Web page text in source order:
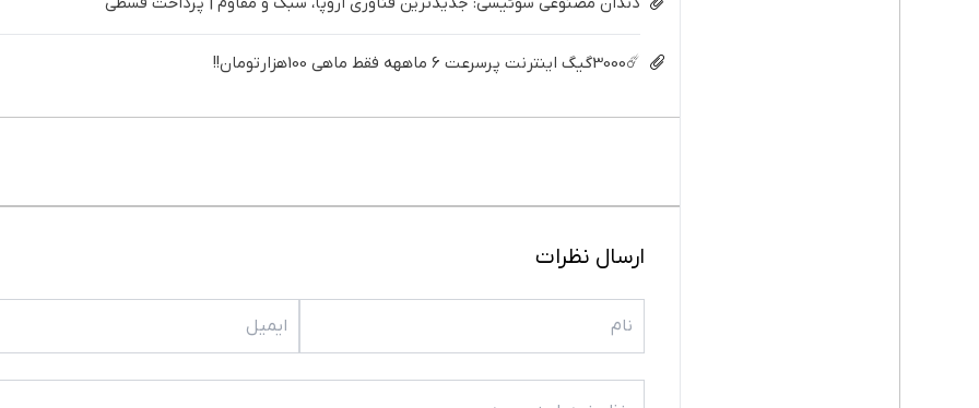
☄️3000گیگ اینترنت پرسرعت 6 ماههه فقط ماهی 100هزارتومان!!
ارسال نظرات